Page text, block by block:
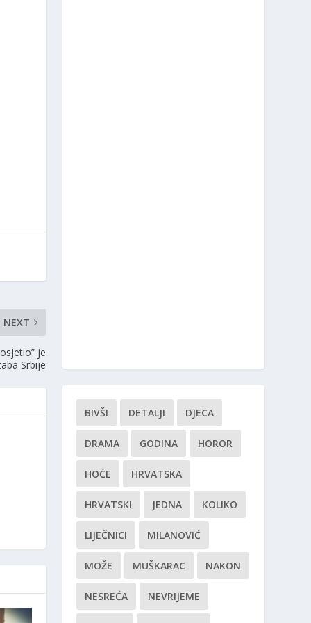
NEXT
je
Srbije
BIVŠI DETALJI DJECA
DRAMA GODINA HOROR
HOĆE HRVATSKA
HRVATSKI JEDNA KOLIKO
LIJEČNICI MILANOVIĆ
MOŽE MUŠKARAC NAKON
NESREĆA NEVRIJEME